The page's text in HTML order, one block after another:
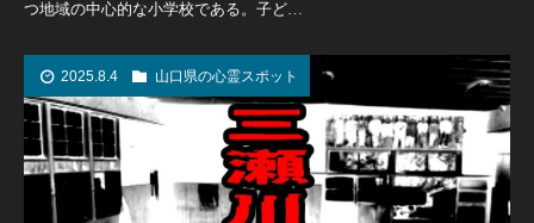
つ地域の中心的な小学校である。子ど…
2025.8.4 山口県の心霊スポット